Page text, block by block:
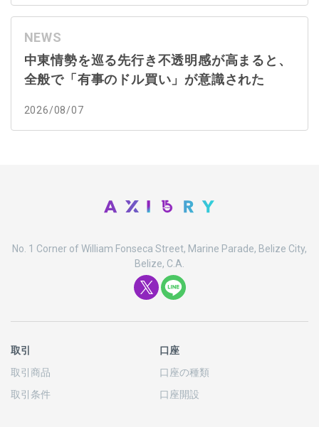
NEWS
中東情勢を巡る先行き不透明感が高まると、
全般で「有事のドル買い」が意識された
2026/08/07
No. 1 Corner of William Fonseca Street, Marine Parade, Belize City,
Belize, C.A.
取引
取引商品
取引条件
口座
口座の種類
口座開設